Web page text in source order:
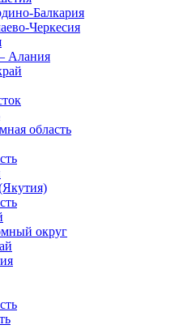
Балкария
Черкесия
Алания
область
округ